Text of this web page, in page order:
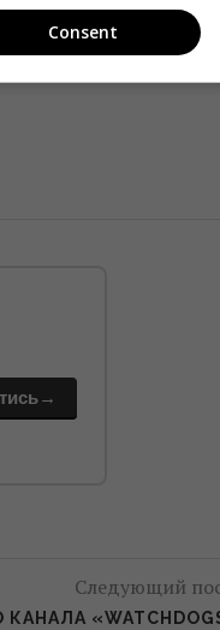
Следующий
Consent